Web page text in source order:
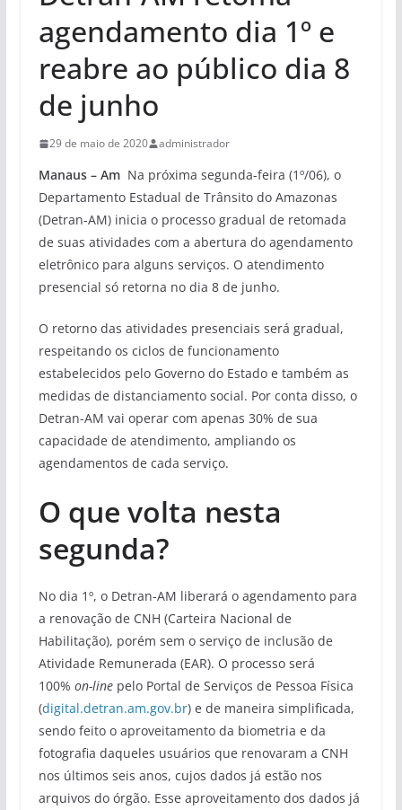
agendamento dia 1º e
reabre ao público dia 8
de junho
29 de maio de 2020 administrador
Manaus – AmNa próxima segunda-feira (1º/06), o
Departamento Estadual de Trânsito do Amazonas
(Detran-AM) inicia o processo gradual de retomada
de suas atividades com a abertura do agendamento
eletrônico para alguns serviços. O atendimento
presencial só retorna no dia 8 de junho.
O retorno das atividades presenciais será gradual,
respeitando os ciclos de funcionamento
estabelecidos pelo Governo do Estado e também as
medidas de distanciamento social. Por conta disso, o
Detran-AM vai operar com apenas 30% de sua
capacidade de atendimento, ampliando os
agendamentos de cada serviço.
O que volta nesta
segunda?
No dia 1º, o Detran-AM liberará o agendamento para
a renovação de CNH (Carteira Nacional de
Habilitação), porém sem o serviço de inclusão de
Atividade Remunerada (EAR). O processo será
100% on-linepelo Portal de Serviços de Pessoa Física
(digital.detran.am.gov.br) e de maneira simplificada,
sendo feito o aproveitamento da biometria e da
fotografia daqueles usuários que renovaram a CNH
nos últimos seis anos, cujos dados já estão nos
arquivos do órgão. Esse aproveitamento dos dados já